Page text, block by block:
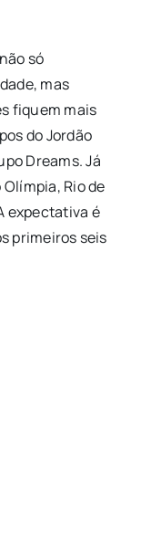
só
mas
fiquem mais
do Jordão
Dreams. Já
Rio de
expectativa é
primeiros seis